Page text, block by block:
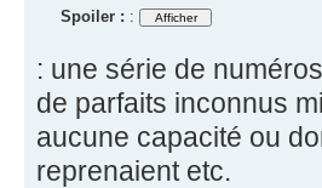
Spoiler : :
: une série de
de parfaits inconnus
aucune capacité ou
reprenaient etc.